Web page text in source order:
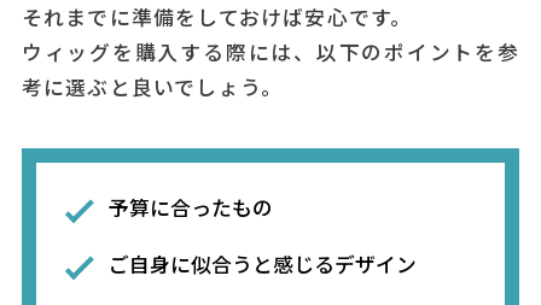
それまでに準備をしておけば安心です。
ウィッグを購入する際には、以下のポイントを参
考に選ぶと良いでしょう。
予算に合ったもの
ご自身に似合うと感じるデザイン